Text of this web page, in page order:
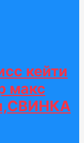
кейти
макс